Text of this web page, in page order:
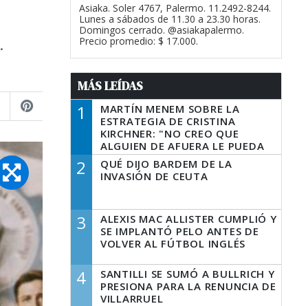
Asiaka. Soler 4767, Palermo. 11.2492-8244.
Lunes a sábados de 11.30 a 23.30 horas.
Domingos cerrado. @asiakapalermo.
Precio promedio: $ 17.000.
MÁS LEÍDAS
1
MARTÍN MENEM SOBRE LA
ESTRATEGIA DE CRISTINA
KIRCHNER: "NO CREO QUE
ALGUIEN DE AFUERA LE PUEDA
DECIR A LA JUSTICIA LO QUE
TIENE QUE HACER"
2
QUÉ DIJO BARDEM DE LA
INVASIÓN DE CEUTA
3
ALEXIS MAC ALLISTER CUMPLIÓ Y
SE IMPLANTÓ PELO ANTES DE
VOLVER AL FÚTBOL INGLÉS
4
SANTILLI SE SUMÓ A BULLRICH Y
PRESIONA PARA LA RENUNCIA DE
VILLARRUEL